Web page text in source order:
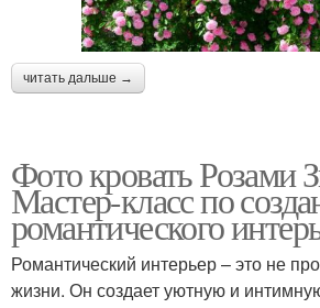
читать дальше →
Фото кровать Розами
Мастер-класс по
романтического
Романтический интерьер – это не
жизни. Он создает уютную и